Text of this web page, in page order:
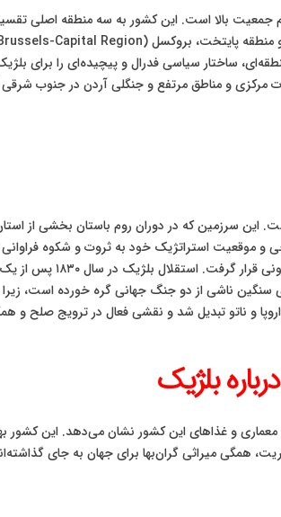
ساختار سیاسی فدرال و پیچیده‌ای را برای
و مناطق مرتفع و جنگلی آردن در جنوب شرقی
این سرزمین که در دوران روم باستان بخشی از
و موقعیت استراتژیک خود به ثروت و شکوه
مختلفی از جمله
ناشی از دو جنگ جهانی گره خورده است، زیرا
و ناتو تبدیل شد و نقشی فعال در ترویج صلح و
بلژیک
معماری و غذاهای این کشور نشان می‌دهد. این کشور
همگی میراثی گران‌بها برای جهان به جای